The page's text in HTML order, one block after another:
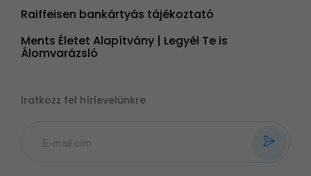
Raiffeisen bankártyás tájékoztató
Ments Életet Alapítvány | Legyél Te is
Álomvarázsló
Iratkozz fel hírlevelünkre